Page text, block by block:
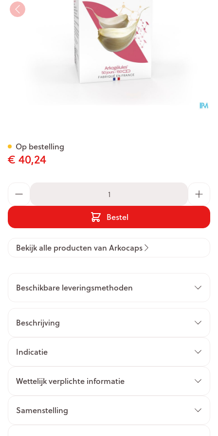
€ 40,24
Bestel
Op bestelling
Bekijk alle producten van Arkocaps
Beschikbare leveringsmethoden
Beschrijving
Indicatie
Wettelijk verplichte informatie
Samenstelling